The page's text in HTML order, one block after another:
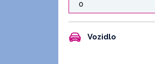
Vozidlo